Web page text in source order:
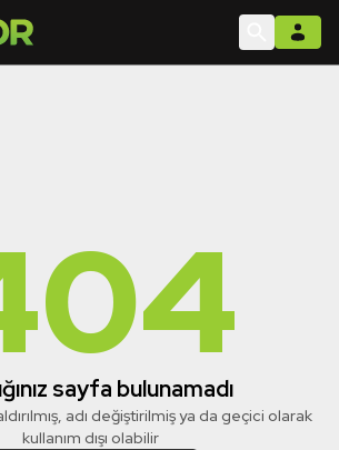
sayfa bulunamadı
adı değiştirilmiş ya da geçici olarak
kullanım dışı olabilir